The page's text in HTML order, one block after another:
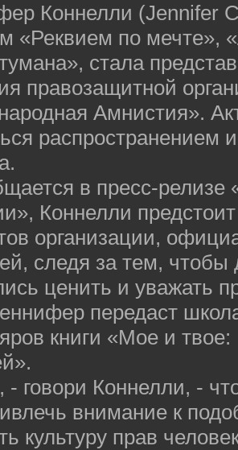
Коннелли (Jennifer
«Реквием по мечте»,
стала
правозащитной
Амнистия».
распространением
в пресс-
Коннелли
организации,
следя за тем,
ценить и уважать
передаст
книги «Мое и
- говори Коннелли, -
внимание к
культуру прав